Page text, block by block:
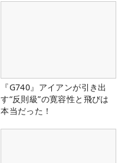
『G740』アイアンが引き出
す“反則級”の寛容性と飛びは
本当だった！